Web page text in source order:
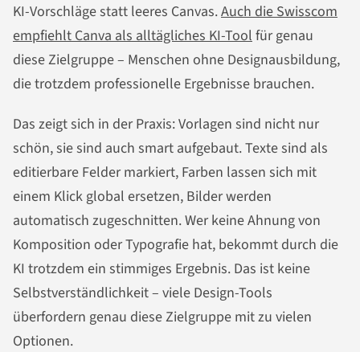
KI-Vorschläge statt leeres Canvas.Auch die Swisscom
empfiehlt Canva als alltägliches KI-Tool für genau
diese Zielgruppe – Menschen ohne Designausbildung,
die trotzdem professionelle Ergebnisse brauchen.
Das zeigt sich in der Praxis: Vorlagen sind nicht nur
schön, sie sind auch smart aufgebaut. Texte sind als
editierbare Felder markiert, Farben lassen sich mit
einem Klick global ersetzen, Bilder werden
automatisch zugeschnitten. Wer keine Ahnung von
Komposition oder Typografie hat, bekommt durch die
KI trotzdem ein stimmiges Ergebnis. Das ist keine
Selbstverständlichkeit – viele Design-Tools
überfordern genau diese Zielgruppe mit zu vielen
Optionen.